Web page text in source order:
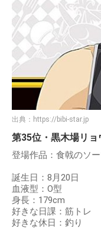
出典： https://bibi-star.jp
第35位・黒木場リョ
登場作品：食戟のソ
誕生日：8月20日
血液型：O型
身長：179cm
好きな日課：筋トレ
好きな休日：釣り